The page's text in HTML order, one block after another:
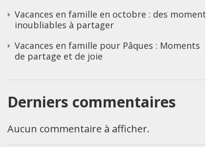
Vacances en famille en octobre : des moments
inoubliables à partager
Vacances en famille pour Pâques : Moments
de partage et de joie
Derniers commentaires
Aucun commentaire à afficher.